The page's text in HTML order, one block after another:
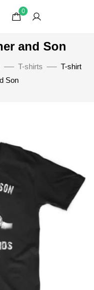
0
and Son
T-shirts
T-shirt
Son